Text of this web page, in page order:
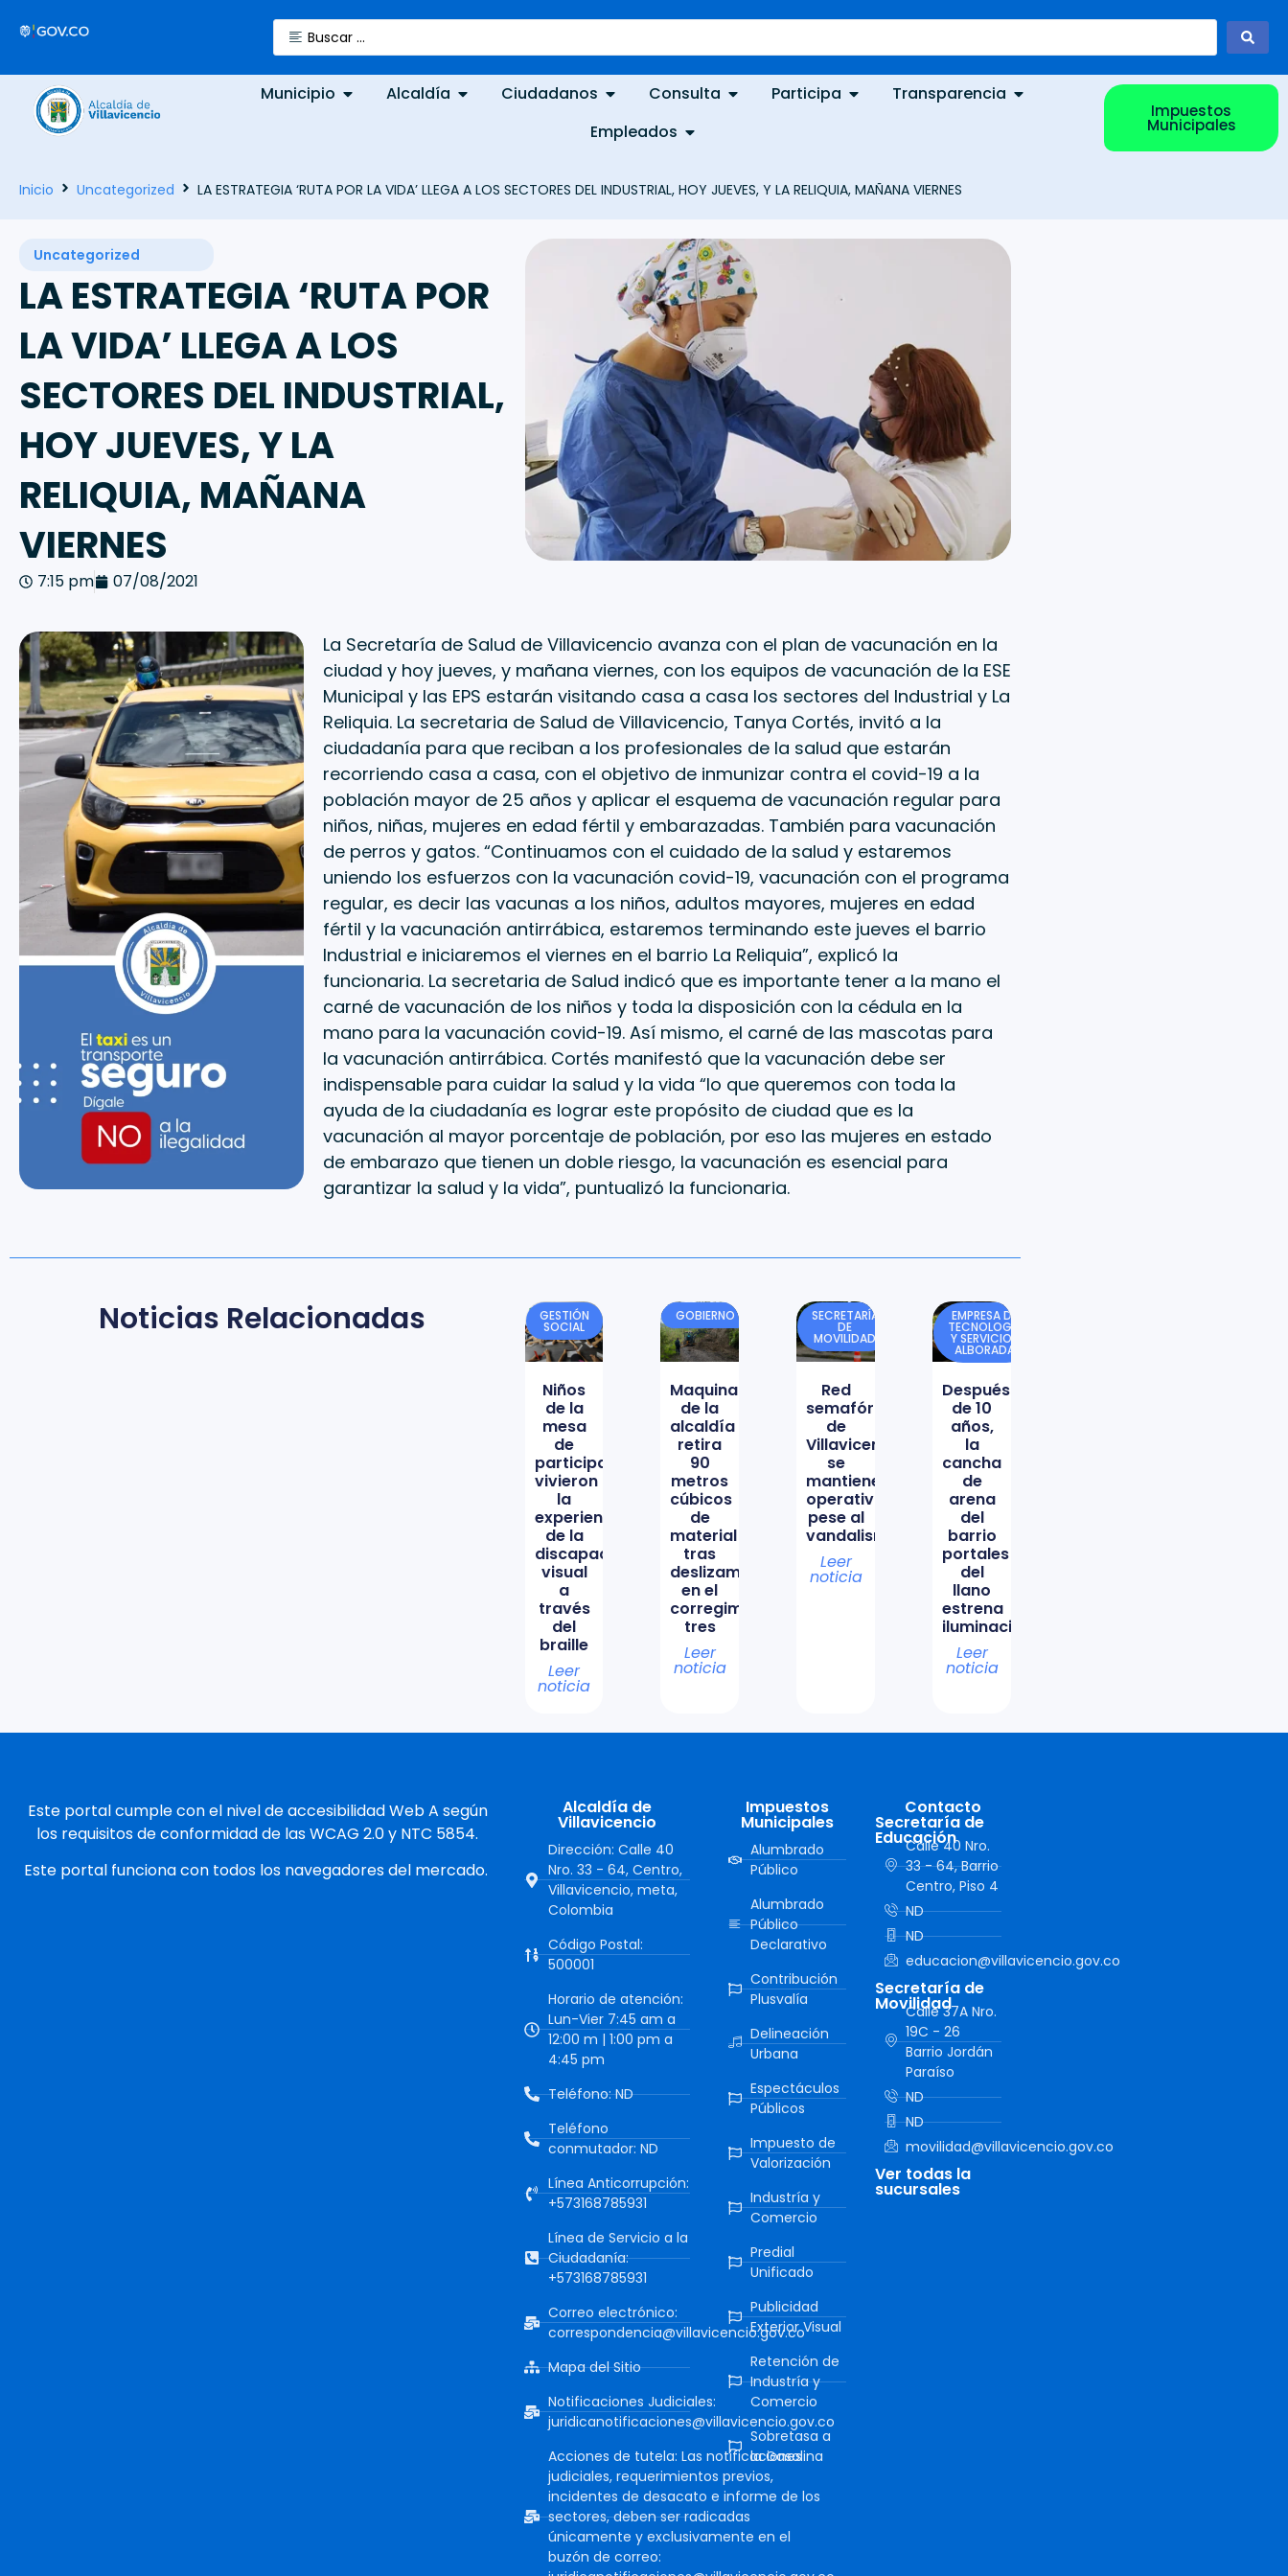
Municipio Alcaldía Ciudadanos Consulta Participa
Transparencia
Empleados
Impuestos
Municipales
Inicio Uncategorized LA ESTRATEGIA ‘RUTA POR LA VIDA’ LLEGA A LOS SECTORES DEL INDUSTRIAL, HOY JUEVES, Y LA RELIQUIA, MAÑANA VIERNES
Uncategorized
LA ESTRATEGIA ‘RUTA POR
LA VIDA’ LLEGA A LOS
SECTORES DEL INDUSTRIAL,
HOY JUEVES, Y LA
RELIQUIA, MAÑANA
VIERNES
7:15 pm 07/08/2021
La Secretaría de Salud de Villavicencio avanza con el plan de vacunación en la
ciudad y hoy jueves, y mañana viernes, con los equipos de vacunación de la ESE
Municipal y las EPS estarán visitando casa a casa los sectores del Industrial y La
Reliquia. La secretaria de Salud de Villavicencio, Tanya Cortés, invitó a la
ciudadanía para que reciban a los profesionales de la salud que estarán
recorriendo casa a casa, con el objetivo de inmunizar contra el covid-19 a la
población mayor de 25 años y aplicar el esquema de vacunación regular para
niños, niñas, mujeres en edad fértil y embarazadas. También para vacunación
de perros y gatos. “Continuamos con el cuidado de la salud y estaremos
uniendo los esfuerzos con la vacunación covid-19, vacunación con el programa
regular, es decir las vacunas a los niños, adultos mayores, mujeres en edad
fértil y la vacunación antirrábica, estaremos terminando este jueves el barrio
Industrial e iniciaremos el viernes en el barrio La Reliquia”, explicó la
funcionaria. La secretaria de Salud indicó que es importante tener a la mano el
carné de vacunación de los niños y toda la disposición con la cédula en la
mano para la vacunación covid-19. Así mismo, el carné de las mascotas para
la vacunación antirrábica. Cortés manifestó que la vacunación debe ser
indispensable para cuidar la salud y la vida “lo que queremos con toda la
ayuda de la ciudadanía es lograr este propósito de ciudad que es la
vacunación al mayor porcentaje de población, por eso las mujeres en estado
de embarazo que tienen un doble riesgo, la vacunación es esencial para
garantizar la salud y la vida”, puntualizó la funcionaria.
Noticias Relacionadas GESTIÓN
SOCIAL
Niños
de la
mesa
de
participación
vivieron
la
experiencia
de la
discapacidad
visual
a
través
del
braille
Leer
noticia
GOBIERNO
Maquinaria
de la
alcaldía
retira
90
metros
cúbicos
de
material
tras
deslizamiento
en el
corregimiento
tres
Leer
noticia
SECRETARÍA
DE
MOVILIDAD
Red
semafórica
de
Villavicencio
se
mantiene
operativa
pese al
vandalismo
Leer
noticia
EMPRESA DE
TECNOLOGÍA
Y SERVICIOS
ALBORADA
Después
de 10
años,
la
cancha
de
arena
del
barrio
portales
del
llano
estrena
iluminación
Leer
noticia
Este portal cumple con el nivel de accesibilidad Web A según
los requisitos de conformidad de las WCAG 2.0 y NTC 5854.
Este portal funciona con todos los navegadores del mercado.
Alcaldía de
Villavicencio
Dirección: Calle 40
Nro. 33 - 64, Centro,
Villavicencio, meta,
Colombia
Código Postal:
500001
Horario de atención:
Lun-Vier 7:45 am a
12:00 m | 1:00 pm a
4:45 pm
Teléfono: ND
Teléfono
conmutador: ND
Línea Anticorrupción:
+573168785931
Línea de Servicio a la
Ciudadanía:
+573168785931
Correo electrónico:
correspondencia@villavicencio.gov.co
Mapa del Sitio
Notificaciones Judiciales:
juridicanotificaciones@villavicencio.gov.co
Acciones de tutela: Las notificaciones
judiciales, requerimientos previos,
incidentes de desacato e informe de los
sectores, deben ser radicadas
únicamente y exclusivamente en el
buzón de correo:
Impuestos
Municipales
Alumbrado
Público
Alumbrado
Público
Declarativo
Contribución
Plusvalía
Delineación
Urbana
Espectáculos
Públicos
Impuesto de
Valorización
Industría y
Comercio
Predial
Unificado
Publicidad
Exterior Visual
Retención de
Industría y
Comercio
Sobretasa a
la Gasolina
Contacto
Secretaría de
Educación
Calle 40 Nro.
33 - 64, Barrio
Centro, Piso 4
ND
ND
educacion@villavicencio.gov.co
Secretaría de
Movilidad
Calle 37A Nro.
19C - 26
Barrio Jordán
Paraíso
ND
ND
movilidad@villavicencio.gov.co
Ver todas la
sucursales